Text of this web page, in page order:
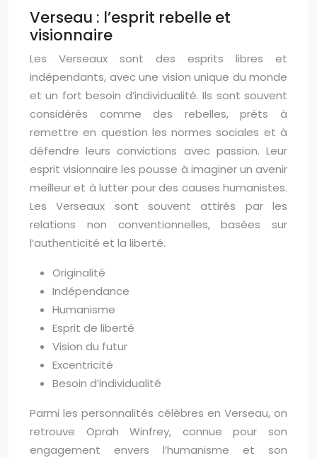
Verseau : l’esprit rebelle et
visionnaire
Les Verseaux sont des esprits libres et
indépendants, avec une vision unique du monde
et un fort besoin d’individualité. Ils sont souvent
considérés comme des rebelles, prêts à
remettre en question les normes sociales et à
défendre leurs convictions avec passion. Leur
esprit visionnaire les pousse à imaginer un avenir
meilleur et à lutter pour des causes humanistes.
Les Verseaux sont souvent attirés par les
relations non conventionnelles, basées sur
l’authenticité et la liberté.
Originalité
Indépendance
Humanisme
Esprit de liberté
Vision du futur
Excentricité
Besoin d’individualité
Parmi les personnalités célèbres en Verseau, on
retrouve Oprah Winfrey, connue pour son
engagement envers l’humanisme et son